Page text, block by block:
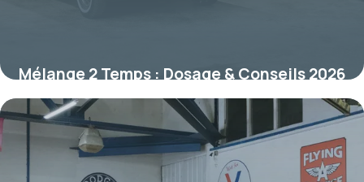
Mélange 2 Temps : Dosage & Conseils 2026
12 juillet 2026